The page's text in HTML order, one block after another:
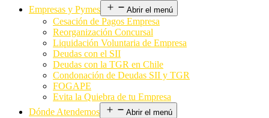
Empresas y Pymes
Abrir el menú
Cesación de Pagos Empresa
Reorganización Concursal
Liquidación Voluntaria de Empresa
Deudas con el SII
Deudas con la TGR en Chile
Condonación de Deudas SII y TGR
FOGAPE
Evita la Quiebra de tu Empresa
Dónde Atendemos
Abrir el menú